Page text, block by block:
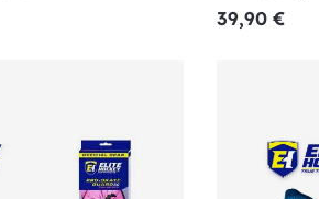
39,90 €